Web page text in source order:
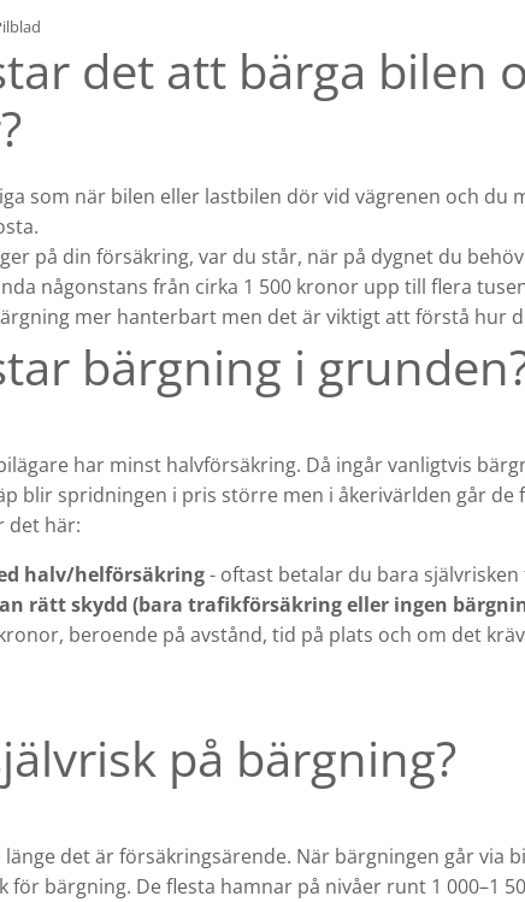
det att bärga bilen
som när bilen eller lastbilen dör vid vägrenen och
på din försäkring, var du står, när på dygnet du
någonstans från cirka 1 500 kronor upp till flera
mer hanterbart men det är viktigt att förstå hur
bärgning i
har minst halvförsäkring. Då ingår vanligtvis
blir spridningen i pris större men i åkerivärlden går de
det här:
halv/helförsäkring- oftast betalar du bara
rätt skydd (bara trafikförsäkring eller ingen
beroende på avstånd, tid på plats och om det
på bärgning?
länge det är försäkringsärende. När bärgningen går
för bärgning. De flesta hamnar på nivåer runt 1 000–1